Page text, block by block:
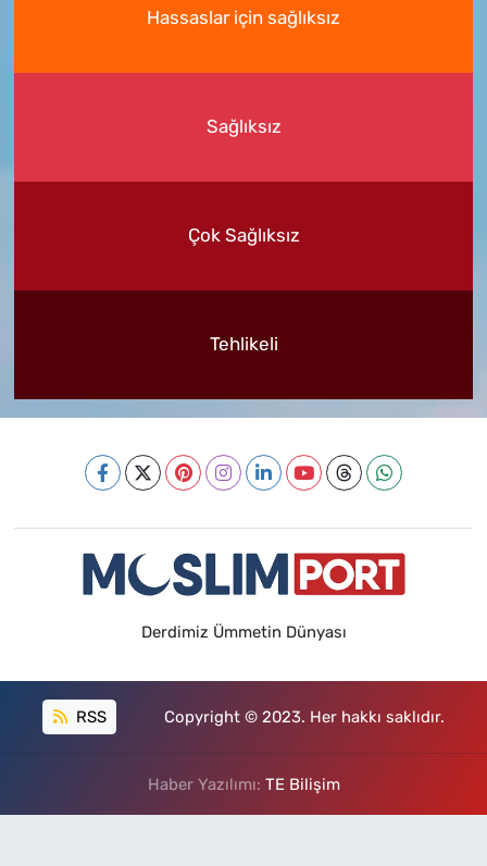
Hassaslar için sağlıksız
Sağlıksız
Çok Sağlıksız
Tehlikeli
Derdimiz Ümmetin Dünyası
RSS Copyright © 2023. Her hakkı saklıdır.
Haber Yazılımı: TE Bilişim